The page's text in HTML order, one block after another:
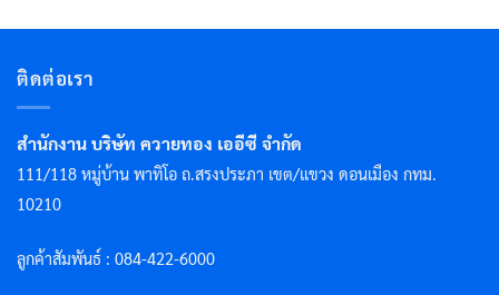
ติดต่อเรา
สำนักงาน บริษัท ควายทอง เออีซี จำกัด
111/118 หมู่บ้าน พาทิโอ ถ.สรงประภา เขต/แขวง ดอนเมือง กทม.
10210
ลูกค้าสัมพันธ์ : 084-422-6000